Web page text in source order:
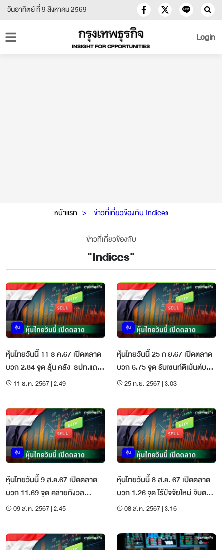
วันอาทิตย์ ที่ 9 สิงหาคม 2569
Login
หน้าแรก ข่าวที่เกี่ยวข้องกับ Indices
ข่าวที่เกี่ยวข้องกับ
"Indices"
หุ้น
หุ้นไทยวันนี้ 11 ธ.ค.67 เปิดตลาด
บวก 2.84 จุด ลุ้น คลัง-ธปท.แถลง
มาตรการแก้หนี้
11 ธ.ค. 2567 | 2:49
หุ้น
หุ้นไทยวันนี้ 25 ก.ย.67 เปิดตลาด
บวก 6.75 จุด รับเซนท์ติเม้นต์บวก
จากจีน
25 ก.ย. 2567 | 3:03
หุ้น
หุ้นไทยวันนี้ 9 ส.ค.67 เปิดตลาด
บวก 11.69 จุด คลายกังวล
เศรษฐกิจสหรัฐชะลอตัว
09 ส.ค. 2567 | 2:45
หุ้น
หุ้นไทยวันนี้ 8 ส.ค. 67 เปิดตลาด
บวก 1.26 จุด ไร้ปัจจัยใหม่ จับตา
คดีถอดนายกฯ
08 ส.ค. 2567 | 3:16